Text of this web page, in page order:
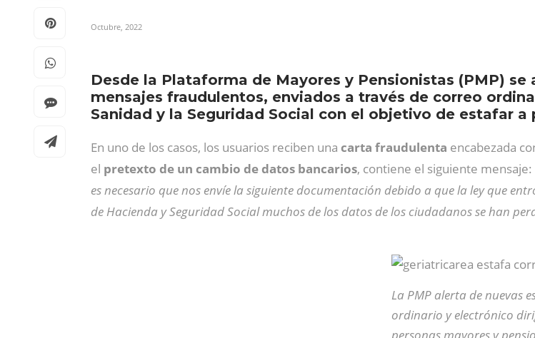
Octubre, 2022
Desde la Plataforma de Mayores y Pensionistas (PMP)
mensajes fraudulentos, enviados a través de correo
Sanidad y la Seguridad Social con el objetivo de estafar a
En uno de los casos, los usuarios reciben una carta fraudulenta encabezada
el pretexto de un cambio de datos bancarios, contiene el siguiente mensaje:
es necesario que nos envíe la siguiente documentación debido a que la ley que
de Hacienda y Seguridad Social muchos de los datos de los ciudadanos se han
La PMP alerta de nuevas
ordinario y electrónico